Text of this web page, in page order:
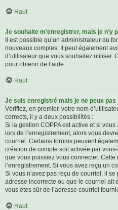
Haut
Je souhaite m’enregistrer, mais je n’y
Il est possible qu’un administrateur du
nouveaux comptes. Il peut également
d’utilisateur que vous souhaitez utiliser.
pour obtenir de l’aide.
Haut
Je suis enregistré mais je ne peux pas
Vérifiez, en premier, votre nom
corrects, il y a deux possibilités :
Si la gestion COPPA est active et si
lors de l’enregistrement, alors vous
courriel. Certains forums peuvent
création de compte soit activée par
que vous puissiez vous connecter.
l’enregistrement. Si vous avez reçu un
Si vous n’avez pas reçu de courriel, il
adresse incorrecte ou que le courriel ait
vous êtes sûr de l’adresse courriel
Haut